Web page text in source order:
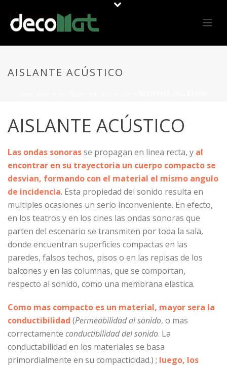
AISLANTE ACÚSTICO
AISLANTE ACÚSTICO
Las ondas sonorasse propagan en linea recta, y al
encontrar en su trayectoria un cuerpo compacto se
desvian, formando con el material el mismo angulo
de incidencia. Esta propiedad del sonido resulta en
multiples ocasiones un serio inconveniente. En efecto,
en los teatros y en los cines las ondas sonoras que
parten del escenario se transmiten por toda la sala,
donde encuentran superficies compactas en las
paredes, falsos techos, pisos o en las repisas de los
balcones y en las columnas, que se comportan,
respecto al sonido, como una membrana elastica.
Como mas compacto es un material, mayor sera la
conductibilidad (Permeabilidad al sonido, o mas
correctamente conductibilidad del sonido. La
conductabilidad en los materiales se basa
primordialmente en su compacticidad.) ; luego, los